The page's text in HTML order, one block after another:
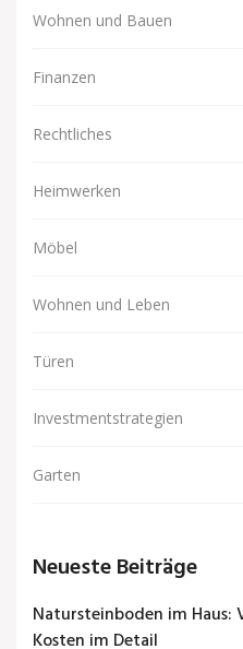
Wohnen und Bauen
Finanzen
Rechtliches
Heimwerken
Möbel
Wohnen und Leben
Türen
Investmentstrategien
Garten
Neueste Beiträge
Natursteinboden im Haus:
Kosten im Detail